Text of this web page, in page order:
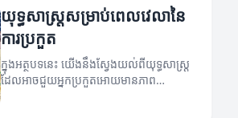
យុទ្ធសាស្ត្រ​សម្រាប់​ពេលវេលានៃ​
ការប្រកួត
ក្នុងអត្ថបទនេះ យើងនឹងស្វែងយល់ពីយុទ្ធសាស្ត្រ
ដែលអាចជួយអ្នកប្រកួតអោយមានភាព